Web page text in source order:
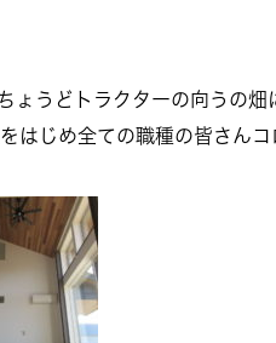
ょうどトラクターの向うの
はじめ全ての職種の皆さん